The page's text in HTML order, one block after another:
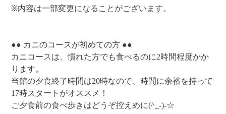
※内容は一部変更になることがございます。
●● カニのコースが初めての方 ●●
カニコースは、慣れた方でも食べるのに2時間程度かか
ります。
当館の夕食終了時間は20時なので、時間に余裕を持って
17時スタートがオススメ！
ご夕食前の食べ歩きはどうぞ控えめに(^_-)-☆